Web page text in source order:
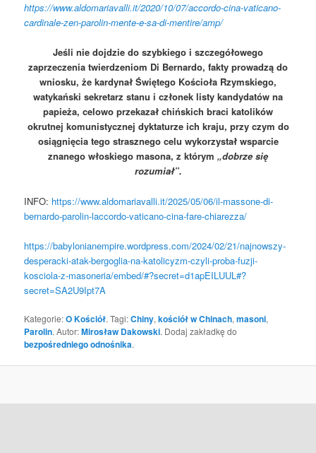
https://www.aldomariavalli.it/2020/10/07/accordo-cina-vaticano-
cardinale-zen-parolin-mente-e-sa-di-mentire/amp/
Jeśli nie dojdzie do szybkiego i szczegółowego
zaprzeczenia twierdzeniom Di Bernardo, fakty prowadzą do
wniosku, że kardynał Świętego Kościoła Rzymskiego,
watykański sekretarz stanu i członek listy kandydatów na
papieża, celowo przekazał chińskich braci katolików
okrutnej komunistycznej dyktaturze ich kraju, przy czym do
osiągnięcia tego strasznego celu wykorzystał wsparcie
znanego włoskiego masona, z którym „dobrze się
rozumiał”.
INFO: https://www.aldomariavalli.it/2025/05/06/il-massone-di-
bernardo-parolin-laccordo-vaticano-cina-fare-chiarezza/
https://babylonianempire.wordpress.com/2024/02/21/najnowszy-
desperacki-atak-bergoglia-na-katolicyzm-czyli-proba-fuzji-
kosciola-z-masoneria/embed/#?secret=d1apEILUUL#?
secret=SA2U9Ipt7A
Kategorie:O Kościół. Tagi:Chiny,kościół w Chinach,masoni,
Parolin. Autor:Mirosław Dakowski. Dodaj zakładkę do
bezpośredniego odnośnika.